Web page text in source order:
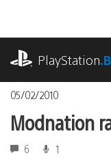
contenu
PlayStation
05/02/2010
Modnation
6 1